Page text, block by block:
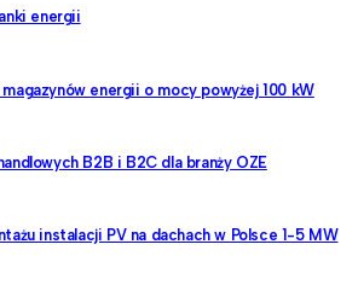
energii
energii o mocy powyżej 100 kW
B2B i B2C dla branży OZE
instalacji PV na dachach w Polsce 1-5 MW